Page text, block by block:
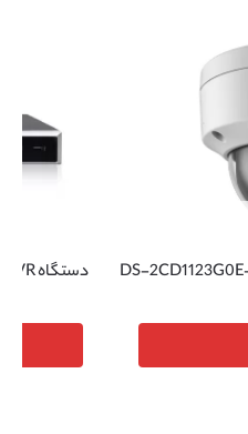
دستگاه NVR هایک ویژن مدل DS-7616NI-K2/16P